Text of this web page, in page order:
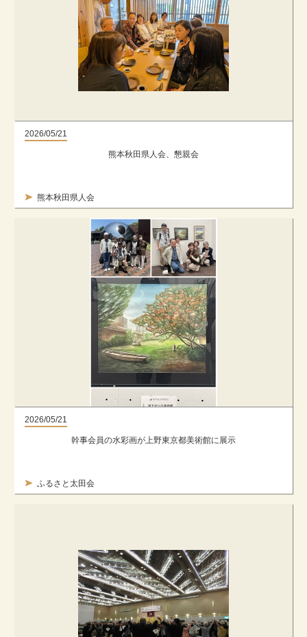
2026/05/21
熊本秋田県人会
熊本秋田県人会、懇親会
2026/05/21
ふるさと太田会
幹事会員の水彩画が上野東京都美術館に展示